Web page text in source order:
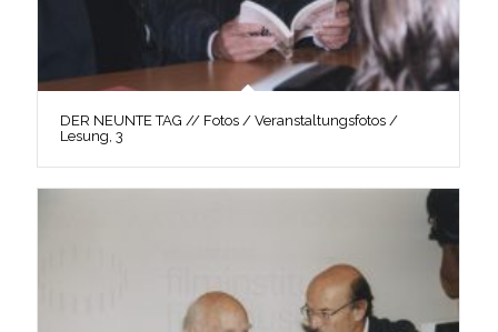
DER NEUNTE TAG // Fotos / Veranstaltungsfotos /
Lesung, 3